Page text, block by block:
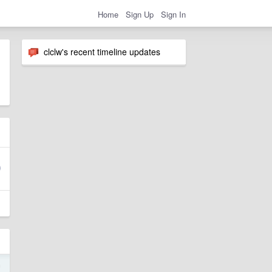
Home Sign Up Sign In
clclw's recent timeline updates